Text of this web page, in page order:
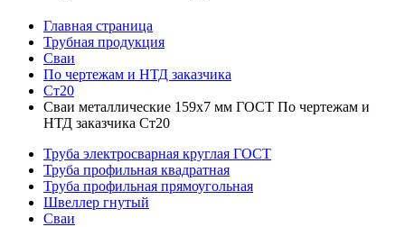
Главная страница
Трубная продукция
Сваи
По чертежам и НТД заказчика
Ст20
Сваи металлические 159x7 мм ГОСТ По чертежам и
НТД заказчика Ст20
Труба электросварная круглая ГОСТ
Труба профильная квадратная
Труба профильная прямоугольная
Швеллер гнутый
Сваи